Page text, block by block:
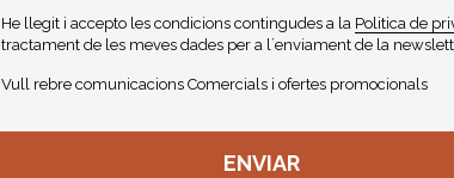
He llegit i accepto les condicions contingudes a la Politica de
tractament de les meves dades per a l´enviament de la
Vull rebre comunicacions Comercials i ofertes promocionals